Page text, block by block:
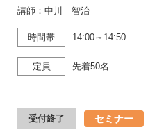
講師：中川 智治
時間帯 14:00～14:50
定員 先着50名
受付終了 セミナー